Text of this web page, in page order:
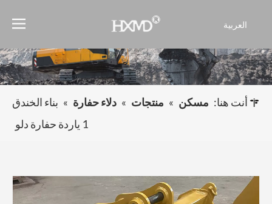
العربية
Français
Pусский
Español
أنت هنا: مسكن » منتجات » دلاء حفارة » بناء الخندق
1 ياردة حفارة دلو